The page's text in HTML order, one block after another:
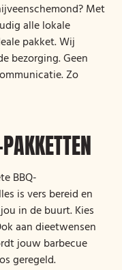
Met
alle lokale
pakket. Wij
bezorging. Geen
Zo
BBQ-
is vers bereid en
in de buurt. Kies
aan dieetwensen
jouw barbecue
geregeld.